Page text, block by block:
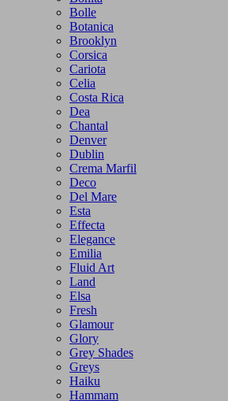
Bolle
Botanica
Brooklyn
Corsica
Cariota
Celia
Costa Rica
Dea
Chantal
Denver
Dublin
Crema Marfil
Deco
Del Mare
Esta
Effecta
Elegance
Emilia
Fluid Art
Land
Elsa
Fresh
Glamour
Glory
Grey Shades
Greys
Haiku
Hammam